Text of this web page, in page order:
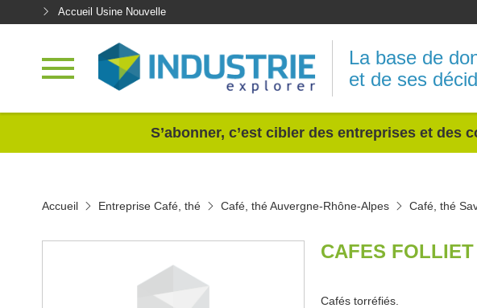
Accueil Usine Nouvelle
La base de
et de ses
S’abonner, c’est cibler des entreprises et
Accueil Entreprise Café, thé Café, thé Auvergne-Rhône-Alpes Café, thé
CAFES
Cafés torréfiés.